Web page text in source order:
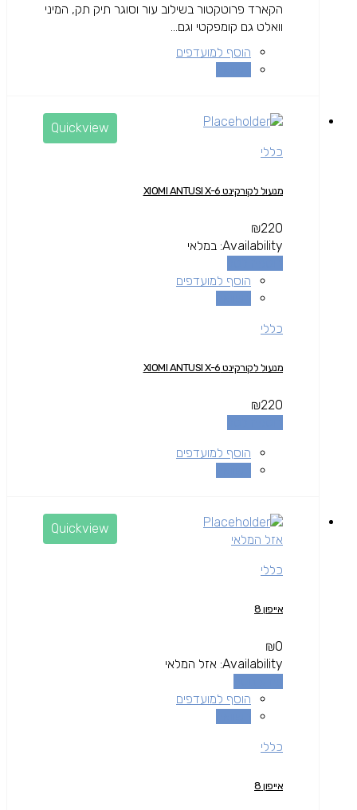
הקארד פרוטקטור בשילוב עור וסוגר תיק תק, המיני
וואלט גם קומפקטי וגם...
הוסף למועדפים
Quickview
כללי
מנעול לקורקינט XIOMI ANTUSI X-6
₪220
Availability: במלאי
הוסף למועדפים
כללי
מנעול לקורקינט XIOMI ANTUSI X-6
₪220
הוסף למועדפים
Quickview
אזל המלאי
כללי
אייפון 8
₪0
Availability: אזל המלאי
הוסף למועדפים
כללי
אייפון 8